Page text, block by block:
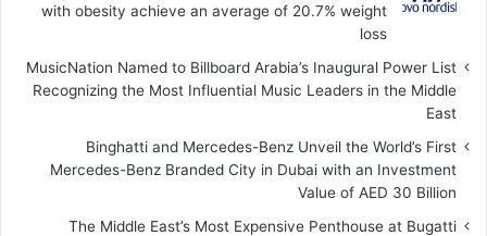
with obesity achieve an average of 20.7% weight
loss
MusicNation Named to Billboard Arabia’s Inaugural Power List
Recognizing the Most Influential Music Leaders in the Middle
East
Binghatti and Mercedes-Benz Unveil the World’s First
Mercedes-Benz Branded City in Dubai with an Investment
Value of AED 30 Billion
The Middle East’s Most Expensive Penthouse at Bugatti